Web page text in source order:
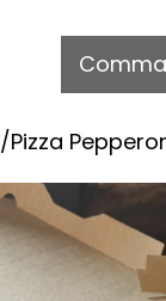
/Pizza